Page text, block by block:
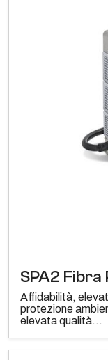
SPA2 Fibra
Affidabilità,
protezione
elevata qualità...